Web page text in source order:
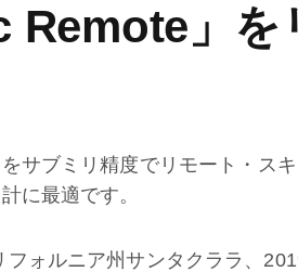
Remote」を
サブミリ精度でリモート・スキ
に最適です。
フォルニア州サンタクララ、